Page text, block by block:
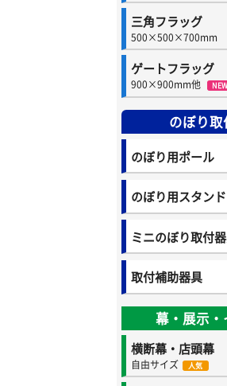
三角フラッグ
500×500×700mm
ゲートフラッグ
900×900mm他 NEW
のぼり
のぼり用ポール
のぼり用スタンド
ミニのぼり取付
取付補助器具
幕・展示・
横断幕・店頭幕
自由サイズ 人気